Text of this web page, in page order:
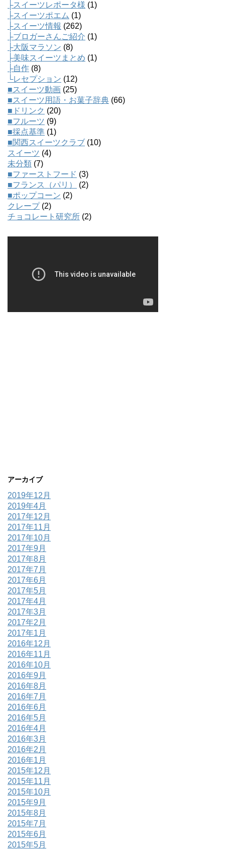
├スイーツレポータ様 (1)
├スイーツポエム (1)
├スイーツ情報 (262)
├ブロガーさんご紹介 (1)
├大阪マラソン (8)
├美味スイーツまとめ (1)
├自作 (8)
└レセプション (12)
■スイーツ動画 (25)
■スイーツ用語・お菓子辞典 (66)
■ドリンク (20)
■フルーツ (9)
■採点基準 (1)
■関西スイーツクラブ (10)
スイーツ (4)
未分類 (7)
■ファーストフード (3)
■フランス（パリ）
(2)
■ポップコーン (2)
クレープ(2)
チョコレート研究所 (2)
アーカイブ
2019年12月
2019年4月
2017年12月
2017年11月
2017年10月
2017年9月
2017年8月
2017年7月
2017年6月
2017年5月
2017年4月
2017年3月
2017年2月
2017年1月
2016年12月
2016年11月
2016年10月
2016年9月
2016年8月
2016年7月
2016年6月
2016年5月
2016年4月
2016年3月
2016年2月
2016年1月
2015年12月
2015年11月
2015年10月
2015年9月
2015年8月
2015年7月
2015年6月
2015年5月